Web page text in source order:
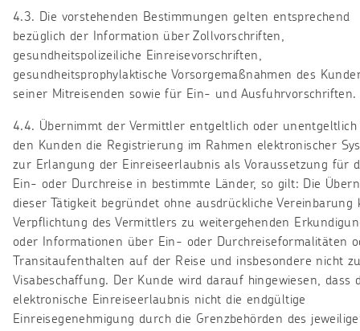
4.3. Die vorstehenden Bestimmungen gelten entsprechend
bezüglich der Information über Zollvorschriften,
gesundheitspolizeiliche Einreisevorschriften,
gesundheitsprophylaktische Vorsorgemaßnahmen des
seiner Mitreisenden sowie für Ein- und Ausfuhrvorschriften.
4.4. Übernimmt der Vermittler entgeltlich oder
den Kunden die Registrierung im Rahmen elektronischer
zur Erlangung der Einreiseerlaubnis als Voraussetzung für
Ein- oder Durchreise in bestimmte Länder, so gilt: Die
dieser Tätigkeit begründet ohne ausdrückliche Vereinbarung
Verpflichtung des Vermittlers zu weitergehenden
oder Informationen über Ein- oder Durchreiseformalitäten
Transitaufenthalten auf der Reise und insbesondere nicht
Visabeschaffung. Der Kunde wird darauf hingewiesen, dass
elektronische Einreiseerlaubnis nicht die endgültige
Einreisegenehmigung durch die Grenzbehörden des